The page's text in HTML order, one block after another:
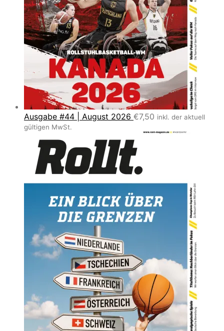
Ausgabe #44 | August 2026 €7,50 inkl. der aktuell
gültigen MwSt.